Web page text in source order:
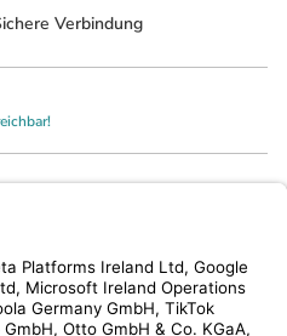
Verbindung